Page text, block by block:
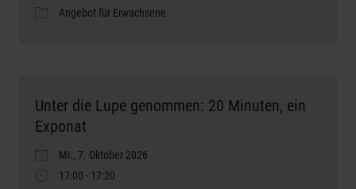
Angebot für Erwachsene
Unter die Lupe genommen: 20 Minuten, ein
Exponat
Mi., 7. Oktober 2026
17:00 - 17:20